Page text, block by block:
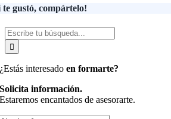
te gustó, compártelo!
Buscar:
¿Estás interesadoen formarte?
Solicita información.
Estaremos encantados de asesorarte.